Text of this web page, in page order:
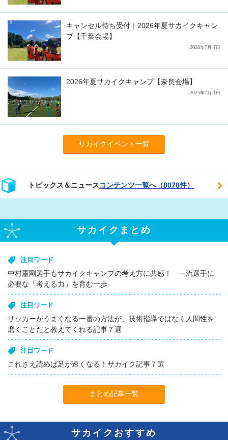
キャンセル待ち受付｜2026年夏サカイクキャン
プ【千葉会場】
2026年7月 7日
2026年夏サカイクキャンプ【奈良会場】
2026年7月 1日
サカイクイベント一覧
トピックス＆ニュースコンテンツ一覧へ（8078件）
サカイクまとめ
注目ワード
中村憲剛選手もサカイクキャンプの考え方に共感！ 一流選手に
必要な「考える力」を育む一歩
注目ワード
サッカーがうまくなる一番の方法が、技術指導ではなく人間性を
磨くことだと教えてくれる記事７選
注目ワード
これさえ読めば足が速くなる！サカイク記事７選
まとめ記事一覧
サカイクおすすめ